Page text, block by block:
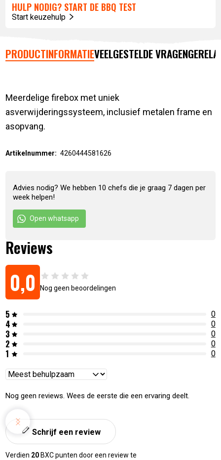
HULP NODIG? START DE BBQ TEST
Start keuzehulp
PRODUCTINFORMATIEVEELGESTELDE VRAGEN
Meerdelige firebox met uniek
asverwijderingssysteem, inclusief metalen frame en
asopvang.
Artikelnummer: 4260444581626
Advies nodig? We hebben 10 chefs die je graag 7 dagen per
week helpen!
Open whatsapp
Reviews
0,0 Nog geen beoordelingen
5 0
4 0
3 0
2 0
1 0
Reviews
Nog geen reviews. Wees de eerste die een ervaring deelt.
Schrijf een review
Verdien 20 BXC punten door een review te